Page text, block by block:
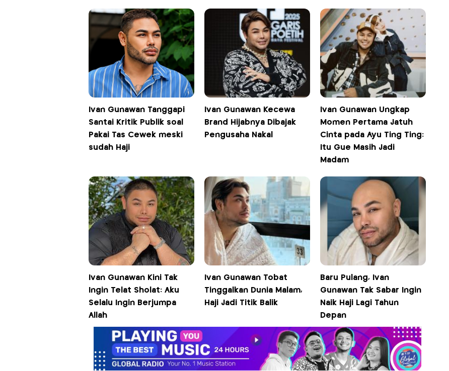
Ivan Gunawan Tanggapi
Santai Kritik Publik soal
Pakai Tas Cewek meski
sudah Haji
Ivan Gunawan Kecewa
Brand Hijabnya Dibajak
Pengusaha Nakal
Ivan Gunawan Ungkap
Momen Pertama Jatuh
Cinta pada Ayu Ting Ting:
Itu Gue Masih Jadi
Madam
Ivan Gunawan Kini Tak
Ingin Telat Sholat: Aku
Selalu Ingin Berjumpa
Allah
Ivan Gunawan Tobat
Tinggalkan Dunia Malam,
Haji Jadi Titik Balik
Baru Pulang, Ivan
Gunawan Tak Sabar Ingin
Naik Haji Lagi Tahun
Depan